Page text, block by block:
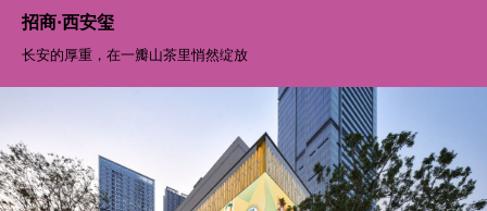
招商·西安玺
长安的厚重，在一瓣山茶里悄然绽放